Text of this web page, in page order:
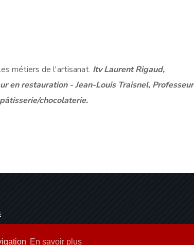
En savoir plus
métiers de l'artisanat. Itv Laurent Rigaud,
en restauration - Jean-Louis Traisnel, Professeur
chocolaterie.